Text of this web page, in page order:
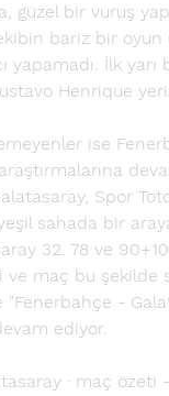
güzel bir vuruş
bariz bir
yapamadı. İlk
Henrique
ise
Spor
sahada bir
32. 78 ve
maç bu şekilde
-
ediyor.
· maç özeti